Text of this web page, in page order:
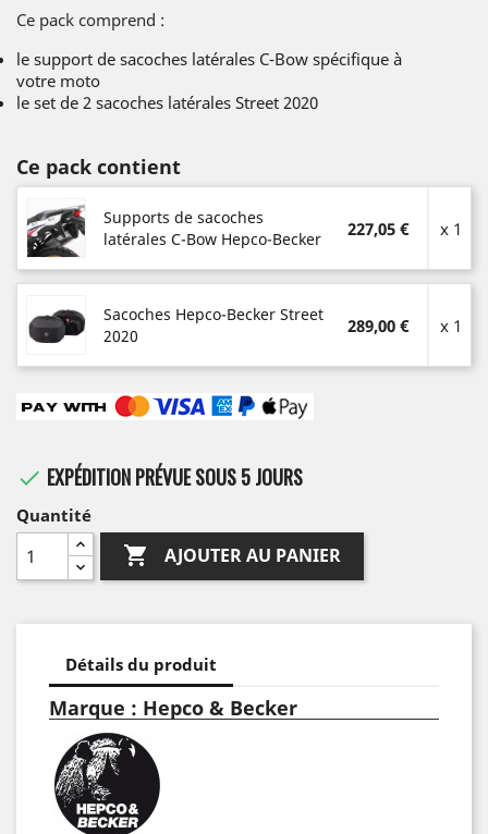
Ce pack comprend :
le support de sacoches latérales C-Bow spécifique à
votre moto
le set de 2 sacoches latérales Street 2020
Ce pack contient
Supports de sacoches
latérales C-Bow Hepco-Becker
227,05 € x 1
Sacoches Hepco-Becker Street
2020
289,00 € x 1
 EXPÉDITION PRÉVUE SOUS 5 JOURS
Quantité
 AJOUTER AU PANIER
Détails du produit
Marque : Hepco & Becker